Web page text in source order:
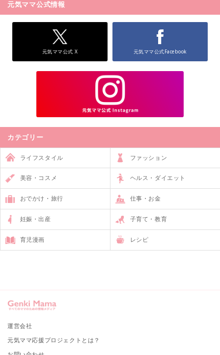
元気ママ公式情報
元気ママ公式 X 元気ママ公式Facebook
カテゴリー
ライフスタイル ファッション
美容・コスメ ヘルス・ダイエット
おでかけ・旅行 仕事・お金
妊娠・出産 子育て・教育
育児漫画 レシピ
運営会社
元気ママ応援プロジェクトとは？